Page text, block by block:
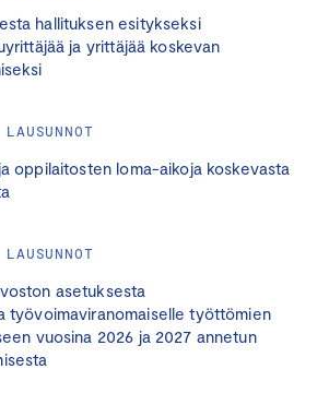
hallituksen esitykseksi
ja yrittäjää koskevan
oppilaitosten loma-aikoja koskevasta
asetuksesta
työvoimaviranomaiselle työttömien
vuosina 2026 ja 2027 annetun